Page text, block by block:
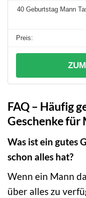
40 Geburtstag Mann
FAQ – Häufig
Geschenke für
Was ist ein gutes
schon alles hat?
Wenn ein Mann
über alles zu